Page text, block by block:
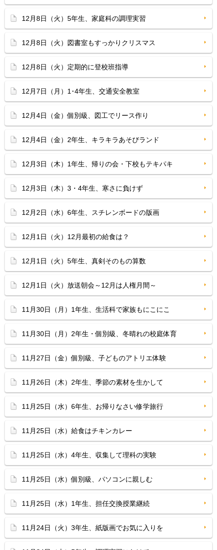
12月8日（火）5年生、家庭科の調理実習
12月8日（火）図書室もすっかりクリスマス
12月8日（火）定期的に登校班指導
12月7日（月）1･4年生、交通安全教室
12月4日（金）個別級、図工でリース作り
12月4日（金）2年生、キラキラあそびランド
12月3日（木）1年生、帰りの会・下校もテキパキ
12月3日（木）3・4年生、寒さに負けず
12月2日（水）6年生、スチレンボードの版画
12月1日（火）12月最初の給食は？
12月1日（火）5年生、真剣そのもの算数
12月1日（火）放送朝会～12月は人権月間～
11月30日（月）1年生、生活科で家族もにこにこ
11月30日（月）2年生・個別級、冬晴れの校庭体育
11月27日（金）個別級、子どものアトリエ体験
11月26日（木）2年生、季節の素材を生かして
11月25日（水）6年生、お帰りなさい修学旅行
11月25日（水）給食はチキンカレー
11月25日（水）4年生、収集して理科の実験
11月25日（水）個別級、パソコンに親しむ
11月25日（水）1年生、担任交換授業継続
11月24日（火）3年生、紙版画でお気に入りを